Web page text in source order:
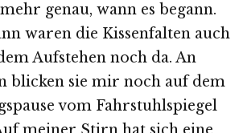
genau, wann es begann.
waren die Kissenfalten auch
Aufstehen noch da. An
blicken sie mir noch auf dem
vom Fahrstuhlspiegel